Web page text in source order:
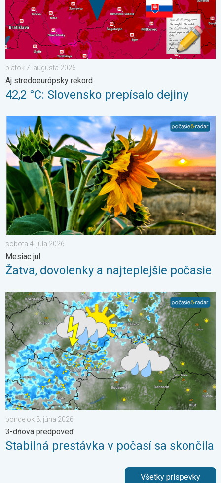
piatok 7. augusta 2026
Aj stredoeurópsky rekord
42,2 °C: Slovensko prepísalo dejiny
Žatva, dovolenky a najteplejšie počasie. Mesiac júl. . . sobota
sobota 4. júla 2026
Mesiac júl
Žatva, dovolenky a najteplejšie počasie
Stabilná prestávka v počasí sa skončila. 3-dňová predpoveď.
pondelok 8. júna 2026
3-dňová predpoveď
Stabilná prestávka v počasí sa skončila
Všetky príspevky